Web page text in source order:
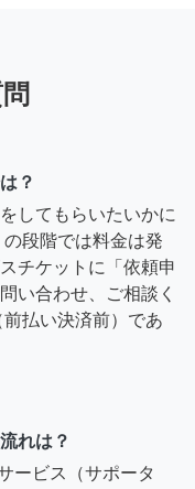
？
してもらいたいかに
段階では料金は発
チケットに「依頼申
い合わせ、ご相談く
払い決済前）であ
れは？
ービス（サポータ